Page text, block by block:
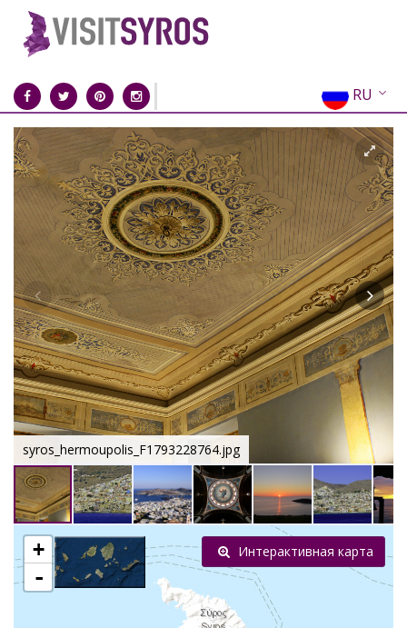
RU
EN
EL
FR
DE
IT
ES
CN
syros_hermoupolis_F1793228764.jpg
+
-
Интерактивная карта